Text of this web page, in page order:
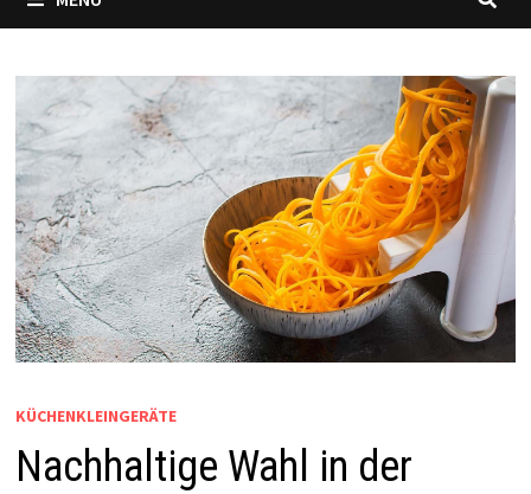
KÜCHENKLEINGERÄTE
Nachhaltige Wahl in der